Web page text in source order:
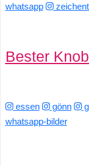
whatsapp
Bester
essen gönn
whatsapp-bilder